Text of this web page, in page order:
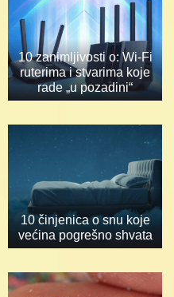
10 zanimljivosti o: Wi-Fi
ruterima i stvarima koje
rade „u pozadini“
10 činjenica o snu koje
većina pogrešno shvata